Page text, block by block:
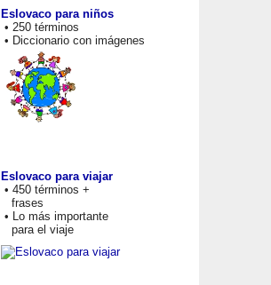
Eslovaco para niños
• 250 términos
• Diccionario con imágenes
Eslovaco para viajar
• 450 términos +
frases
• Lo más importante
para el viaje